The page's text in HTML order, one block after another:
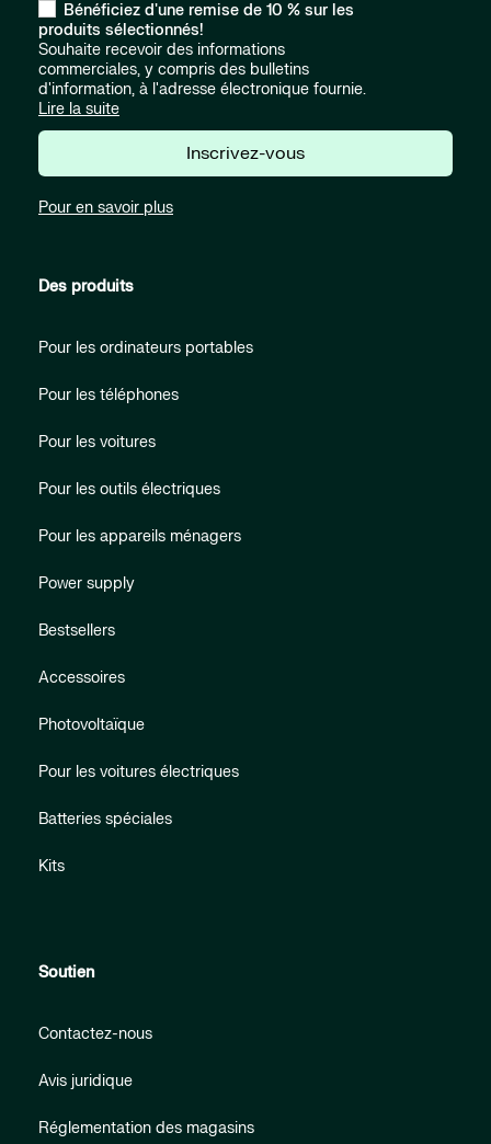
Bénéficiez d'une remise de 10 % sur les
produits sélectionnés!
Souhaite recevoir des informations
commerciales, y compris des bulletins
d'information, à l'adresse électronique fournie.
Lire la suite
Inscrivez-vous
Pour en savoir plus
Des produits
Pour les ordinateurs portables
Pour les téléphones
Pour les voitures
Pour les outils électriques
Pour les appareils ménagers
Power supply
Bestsellers
Accessoires
Photovoltaïque
Pour les voitures électriques
Batteries spéciales
Kits
Soutien
Contactez-nous
Avis juridique
Réglementation des magasins